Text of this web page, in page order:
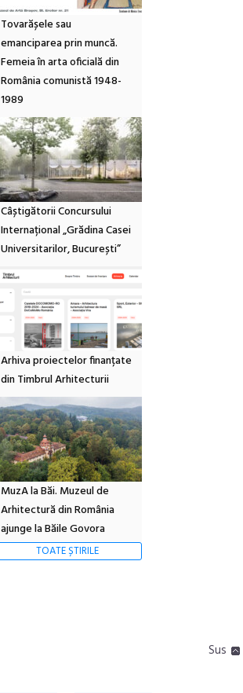
Tovarășele sau
emanciparea prin muncă.
Femeia în arta oficială din
România comunistă 1948-
1989
Câștigătorii Concursului
Internațional „Grădina Casei
Universitarilor, București”
Arhiva proiectelor finanțate
din Timbrul Arhitecturii
MuzA la Băi. Muzeul de
Arhitectură din România
ajunge la Băile Govora
TOATE ȘTIRILE
Sus